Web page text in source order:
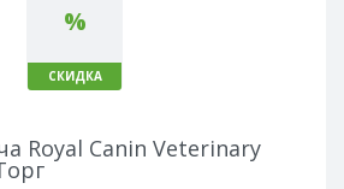
%
СКИДКА
Royal Canin Veterinary